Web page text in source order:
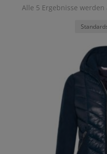
Alle 5 Ergebnisse werden